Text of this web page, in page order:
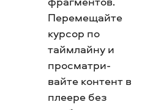
Перемещайте
курсор по
таймлайну и
просматри­
вайте контент в
плеере без